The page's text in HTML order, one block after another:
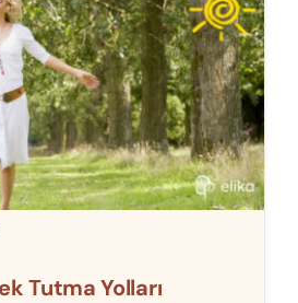
Tutma Yolları